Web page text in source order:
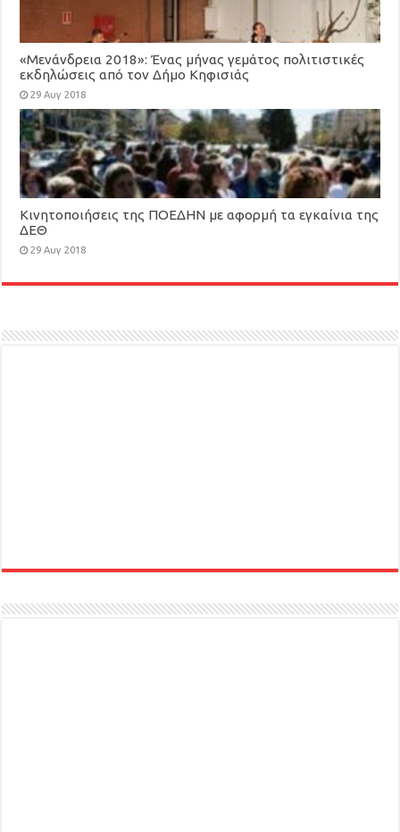
«Μενάνδρεια 2018»: Ένας μήνας γεμάτος πολιτιστικές
εκδηλώσεις από τον Δήμο Κηφισιάς
29 Αυγ 2018
Κινητοποιήσεις της ΠΟΕΔΗΝ με αφορμή τα εγκαίνια της
ΔΕΘ
29 Αυγ 2018